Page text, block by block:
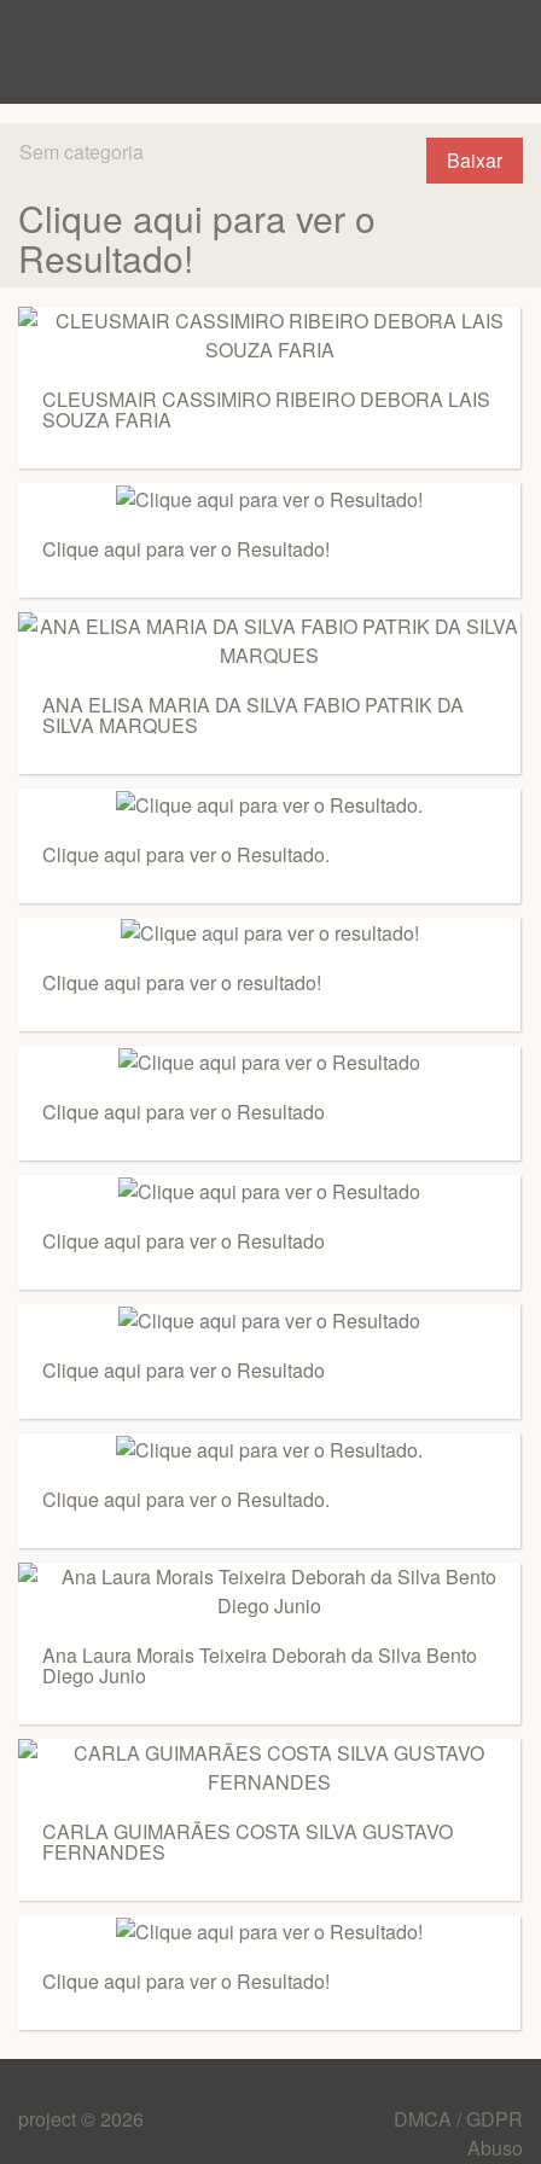
Baixar
Sem categoria
Clique aqui para ver o
Resultado!
CLEUSMAIR CASSIMIRO RIBEIRO DEBORA LAIS
SOUZA FARIA
Clique aqui para ver o Resultado!
ANA ELISA MARIA DA SILVA FABIO PATRIK DA
SILVA MARQUES
Clique aqui para ver o Resultado.
Clique aqui para ver o resultado!
Clique aqui para ver o Resultado
Clique aqui para ver o Resultado
Clique aqui para ver o Resultado
Clique aqui para ver o Resultado.
Ana Laura Morais Teixeira Deborah da Silva Bento
Diego Junio
CARLA GUIMARÃES COSTA SILVA GUSTAVO
FERNANDES
Clique aqui para ver o Resultado!
project © 2026
DMCA / GDPR
Abuso